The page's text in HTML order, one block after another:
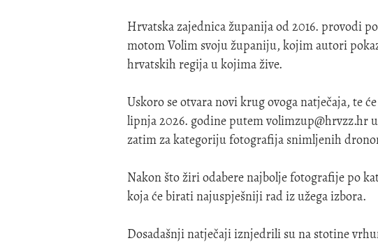
Hrvatska zajednica županija od 2016. provodi
motom Volim svoju županiju, kojim autori
hrvatskih regija u kojima žive.
Uskoro se otvara novi krug ovoga natječaja, te
lipnja 2026. godine putemvolimzup@hrvzz.hr
zatim za kategoriju fotografija snimljenih
Nakon što žiri odabere najbolje fotografije po
koja će birati najuspješniji rad iz užega izbora.
Dosadašnji natječaji iznjedrili su na stotine